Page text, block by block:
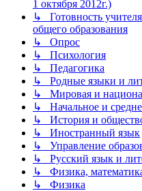
1 октября 2012г.)
↳ Готовность
общего образования
↳ Опрос
↳ Психология
↳ Педагогика
↳ Родные языки и
↳ Мировая и
↳ Начальное и
↳ История и
↳ Иностранный язык
↳ Управление
↳ Русский язык и
↳ Физика,
↳ Физика